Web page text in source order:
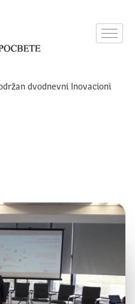
dvodnevni Inovacioni